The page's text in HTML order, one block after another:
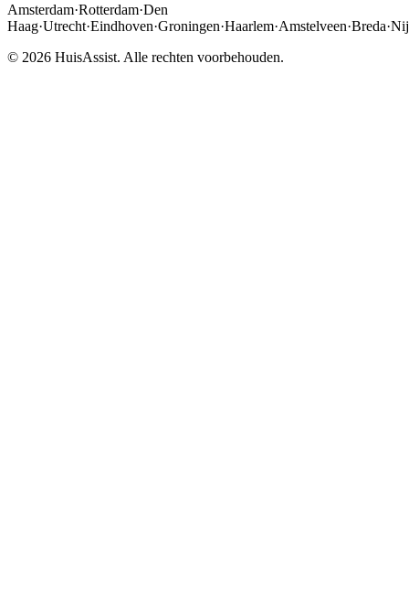
Amsterdam·Rotterdam·Den
Haag·Utrecht·Eindhoven·Groningen·Haarlem·Amstelveen·Breda·
© 2026 HuisAssist. Alle rechten voorbehouden.